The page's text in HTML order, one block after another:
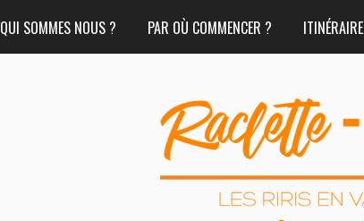
QUI SOMMES NOUS ? PAR OÙ COMMENCER ? ITINÉRAIRE